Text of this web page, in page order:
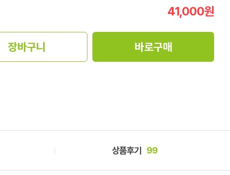
41,000원
장바구니 바로구매
상품후기 99